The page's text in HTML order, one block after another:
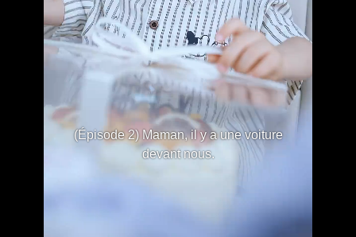
(Épisode 2) Maman, il y a une voiture
devant nous.